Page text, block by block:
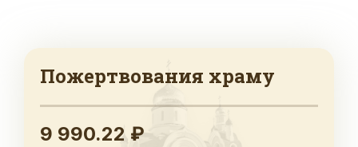
Пожертвования храму
9 990.22 ₽